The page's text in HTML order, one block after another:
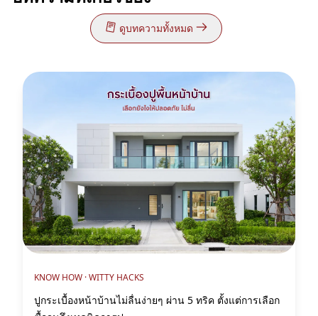
ดูบทความทั้งหมด
KNOW HOW ·WITTY HACKS
ปูกระเบื้องหน้าบ้านไม่ลื่นง่ายๆ ผ่าน 5 ทริค ตั้งแต่การเลือก